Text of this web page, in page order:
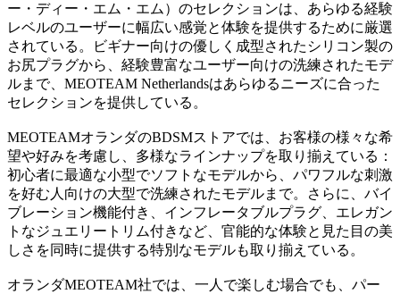
ー・ディー・エム・エム）のセレクションは、あらゆる経験
レベルのユーザーに幅広い感覚と体験を提供するために厳選
されている。ビギナー向けの優しく成型されたシリコン製の
お尻プラグから、経験豊富なユーザー向けの洗練されたモデ
ルまで、MEOTEAM Netherlandsはあらゆるニーズに合った
セレクションを提供している。
MEOTEAMオランダのBDSMストアでは、お客様の様々な希
望や好みを考慮し、多様なラインナップを取り揃えている：
初心者に最適な小型でソフトなモデルから、パワフルな刺激
を好む人向けの大型で洗練されたモデルまで。さらに、バイ
ブレーション機能付き、インフレータブルプラグ、エレガン
トなジュエリートリム付きなど、官能的な体験と見た目の美
しさを同時に提供する特別なモデルも取り揃えている。
オランダMEOTEAM社では、一人で楽しむ場合でも、パー